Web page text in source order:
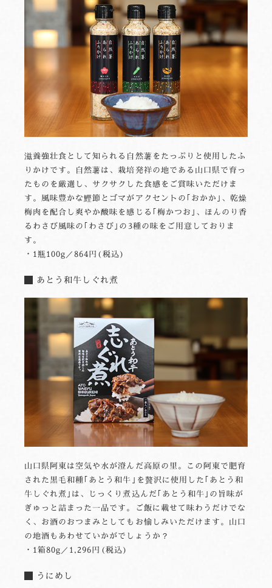
滋養強壮食として知られる自然薯をたっぷりと使用したふ
りかけです。自然薯は、栽培発祥の地である山口県で育っ
たものを厳選し、サクサクした食感をご賞味いただけま
す。風味豊かな鰹節とゴマがアクセントの｢おかか｣、乾燥
梅肉を配合し爽やか酸味を感じる｢梅かつお｣、ほんのり香
るわさび風味の｢わさび｣の3種の味をご用意しておりま
す。
・1瓶100g／864円(税込)
あとう和牛しぐれ煮
山口県阿東は空気や水が澄んだ高原の里。この阿東で肥育
された黒毛和種｢あとう和牛｣を贅沢に使用した｢あとう和
牛しぐれ煮｣は、じっくり煮込んだ｢あとう和牛｣の旨味が
ぎゅっと詰まった一品です。ご飯に載せて味わうだけでな
く、お酒のおつまみとしてもお愉しみいただけます。山口
の地酒もあわせていかがでしょうか？
・1箱80g／1,296円(税込)
うにめし